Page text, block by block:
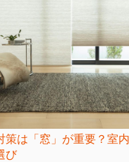
策は「窓」が重要？室
び